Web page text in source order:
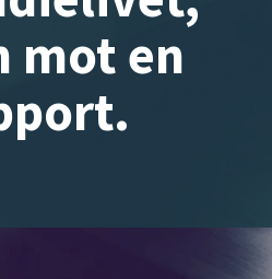
mot en